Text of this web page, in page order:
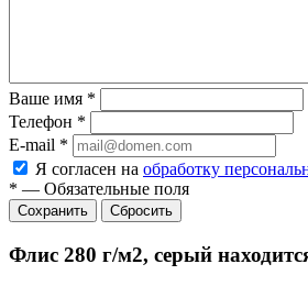
Ваше имя *
Телефон *
E-mail *
Я согласен на обработку
* — Обязательные поля
Сбросить
Флис 280 г/м2, серый